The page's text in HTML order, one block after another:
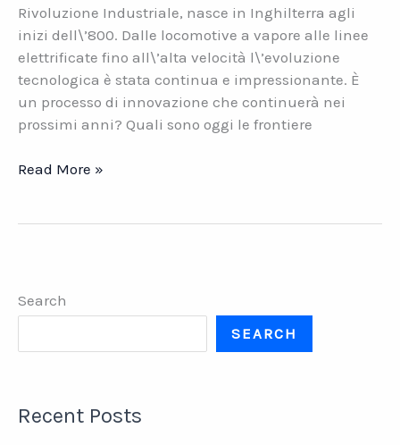
Rivoluzione Industriale, nasce in Inghilterra agli
inizi dell\’800. Dalle locomotive a vapore alle linee
elettrificate fino all\’alta velocità l\’evoluzione
tecnologica è stata continua e impressionante. È
un processo di innovazione che continuerà nei
prossimi anni? Quali sono oggi le frontiere
Presente
in
Read More »
Search
SEARCH
Recent Posts